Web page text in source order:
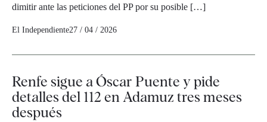
dimitir ante las peticiones del PP por su posible […]
El Independiente27 / 04 / 2026
Renfe sigue a Óscar Puente y pide
detalles del 112 en Adamuz tres meses
después